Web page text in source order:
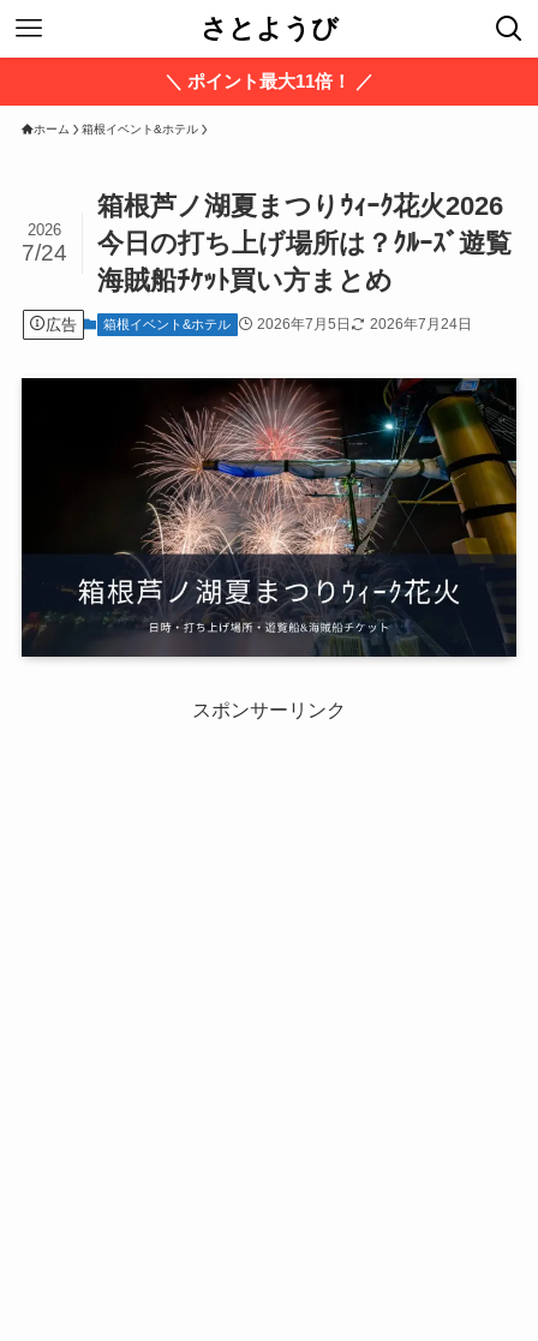
さとようび
＼ ポイント最大11倍！ ／
ホーム 箱根イベント&ホテル
箱根芦ノ湖夏まつりｳｨｰｸ花火2026
今日の打ち上げ場所は？ｸﾙｰｽﾞ遊覧
海賊船ﾁｹｯﾄ買い方まとめ
2026
7/24
広告 箱根イベント&ホテル 2026年7月5日 2026年7月24日
スポンサーリンク